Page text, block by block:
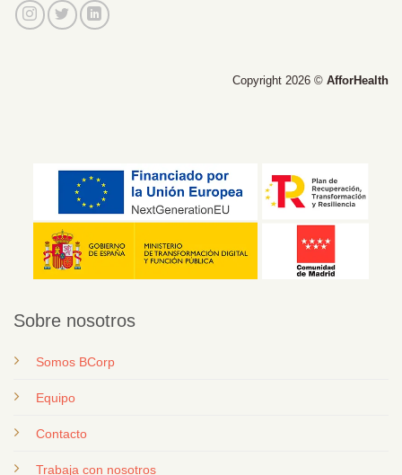
Copyright 2026 © AfforHealth
Sobre nosotros
Somos BCorp
Equipo
Contacto
Trabaja con nosotros